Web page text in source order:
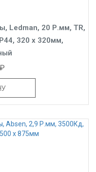
Ledman, 20 Р.мм, TR,
320 x 320мм,